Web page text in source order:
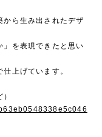
から生み出されたデザ
」を表現できたと思い
上げています。